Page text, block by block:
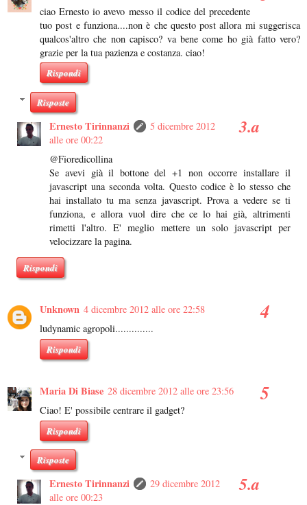
ciao Ernesto io avevo messo il codice del precedente
tuo post e funziona....non è che questo post allora mi suggerisca
qualcos'altro che non capisco? va bene come ho già fatto vero?
grazie per la tua pazienza e costanza. ciao!
Rispondi
Risposte
Ernesto Tirinnanzi
5 dicembre 2012
alle ore 00:22
@Fioredicollina
Se avevi già il bottone del +1 non occorre installare il
javascript una seconda volta. Questo codice è lo stesso che
hai installato tu ma senza javascript. Prova a vedere se ti
funziona, e allora vuol dire che ce lo hai già, altrimenti
rimetti l'altro. E' meglio mettere un solo javascript per
velocizzare la pagina.
Rispondi
Unknown 4 dicembre 2012 alle ore 22:58
ludynamic agropoli..............
Rispondi
Maria Di Biase 28 dicembre 2012 alle ore 23:56
Ciao! E' possibile centrare il gadget?
Rispondi
Risposte
Ernesto Tirinnanzi
29 dicembre 2012
alle ore 00:23